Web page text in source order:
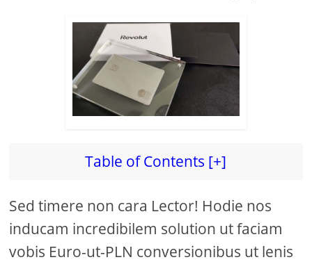
Table of Contents [+]
Sed timere non cara Lector! Hodie nos
inducam incredibilem solution ut faciam
vobis Euro-ut-PLN conversionibus ut lenis